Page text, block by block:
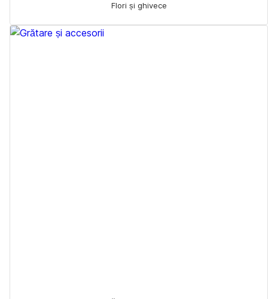
Flori și ghivece